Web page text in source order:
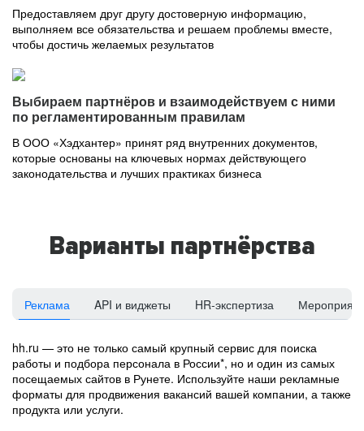
Предоставляем друг другу достоверную информацию,
выполняем все обязательства и решаем проблемы вместе,
чтобы достичь желаемых результатов
Выбираем партнёров и взаимодействуем с ними
по регламентированным правилам
В ООО «Хэдхантер» принят ряд внутренних документов,
которые основаны на ключевых нормах действующего
законодательства и лучших практиках бизнеса
Варианты партнёрства
Реклама API и виджеты HR-экспертиза
hh.ru — это не только самый крупный сервис для поиска
работы и подбора персонала в России*, но и один из самых
посещаемых сайтов в Рунете. Используйте наши рекламные
форматы для продвижения вакансий вашей компании, а также
продукта или услуги.